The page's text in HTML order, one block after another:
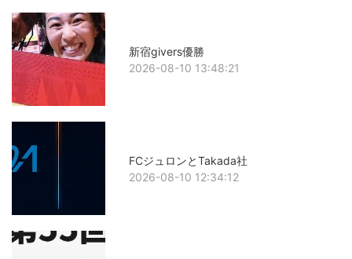
新宿givers優勝
2026-08-10 13:48:21
FCジュロンとTakada社
2026-08-10 12:34:12